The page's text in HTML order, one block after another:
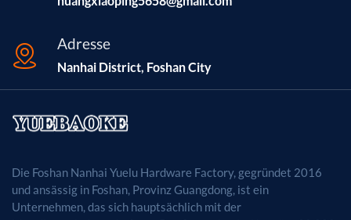
Adresse
Nanhai District, Foshan City
Die Foshan Nanhai Yuelu Hardware Factory, gegründet 2016
und ansässig in Foshan, Provinz Guangdong, ist ein
Unternehmen, das sich hauptsächlich mit der